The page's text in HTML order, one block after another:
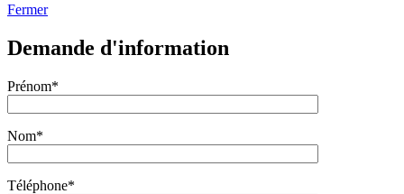
Fermer
Demande d'information
Prénom*
Nom*
Téléphone*